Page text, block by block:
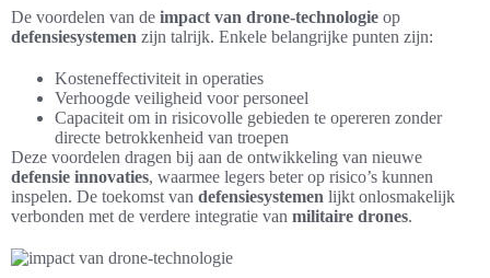
De voordelen van de impact van drone-technologie op
defensiesystemen zijn talrijk. Enkele belangrijke punten zijn:
Kosteneffectiviteit in operaties
Verhoogde veiligheid voor personeel
Capaciteit om in risicovolle gebieden te opereren zonder
directe betrokkenheid van troepen
Deze voordelen dragen bij aan de ontwikkeling van nieuwe
defensie innovaties, waarmee legers beter op risico’s kunnen
inspelen. De toekomst van defensiesystemen lijkt onlosmakelijk
verbonden met de verdere integratie van militaire drones.